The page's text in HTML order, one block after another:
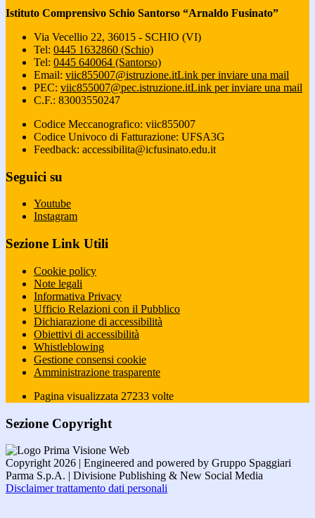
Istituto Comprensivo Schio Santorso “Arnaldo Fusinato”
Via Vecellio 22, 36015 - SCHIO (VI)
Tel: 0445 1632860 (Schio)
Tel: 0445 640064 (Santorso)
Email: viic855007@istruzione.itLink per inviare una mail
PEC: viic855007@pec.istruzione.itLink per inviare una mail
C.F.: 83003550247
Codice Meccanografico: viic855007
Codice Univoco di Fatturazione: UFSA3G
Feedback: accessibilita@icfusinato.edu.it
Seguici su
Youtube
Instagram
Sezione Link Utili
Cookie policy
Note legali
Informativa Privacy
Ufficio Relazioni con il Pubblico
Dichiarazione di accessibilità
Obiettivi di accessibilità
Whistleblowing
Gestione consensi cookie
Amministrazione trasparente
Pagina visualizzata 27233 volte
Sezione Copyright
Copyright 2026 | Engineered and powered by Gruppo Spaggiari
Parma S.p.A. | Divisione Publishing & New Social Media
Disclaimer trattamento dati personali